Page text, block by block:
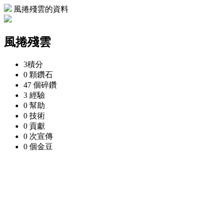
風捲殘雲的資料
風捲殘雲
3積分
0 顆鑽石
47 個碎鑽
3 經驗
0 幫助
0 技術
0 貢獻
0 次宣傳
0 個金豆